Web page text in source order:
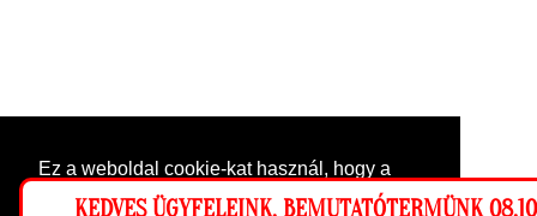
Ez a weboldal cookie-kat használ, hogy a
lehető legjobb élményt nyújtsa honlapunkon.
KEDVES ÜGYFELEINK, BEMUTATÓTERMÜNK